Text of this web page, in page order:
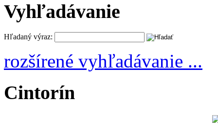
Vyhľadávanie
Hľadaný výraz:
rozšírené vyhľadávanie ...
Cintorín